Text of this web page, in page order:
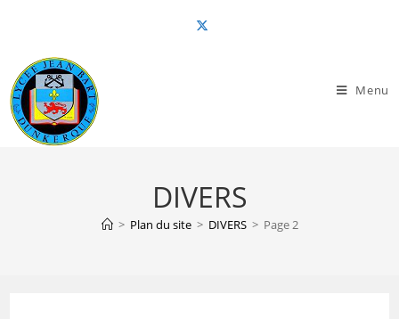
content
Menu
DIVERS
> Plan du site > DIVERS > Page 2